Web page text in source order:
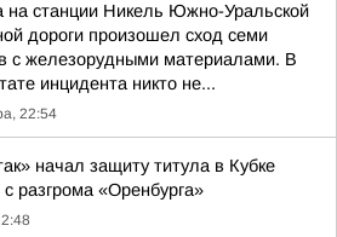
на станции Никель Южно-Уральской
дороги произошел сход семи
с железорудными материалами. В
инцидента никто не...
22:54
начал защиту титула в Кубке
с разгрома «Оренбурга»